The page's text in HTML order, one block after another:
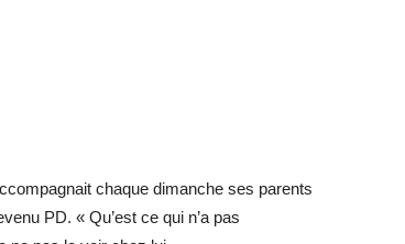
chaque dimanche ses parents
PD. « Qu’est ce qui n’a pas